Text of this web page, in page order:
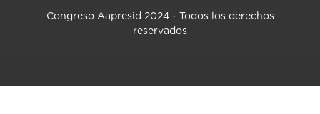
Congreso Aapresid 2024 - Todos los derechos
reservados